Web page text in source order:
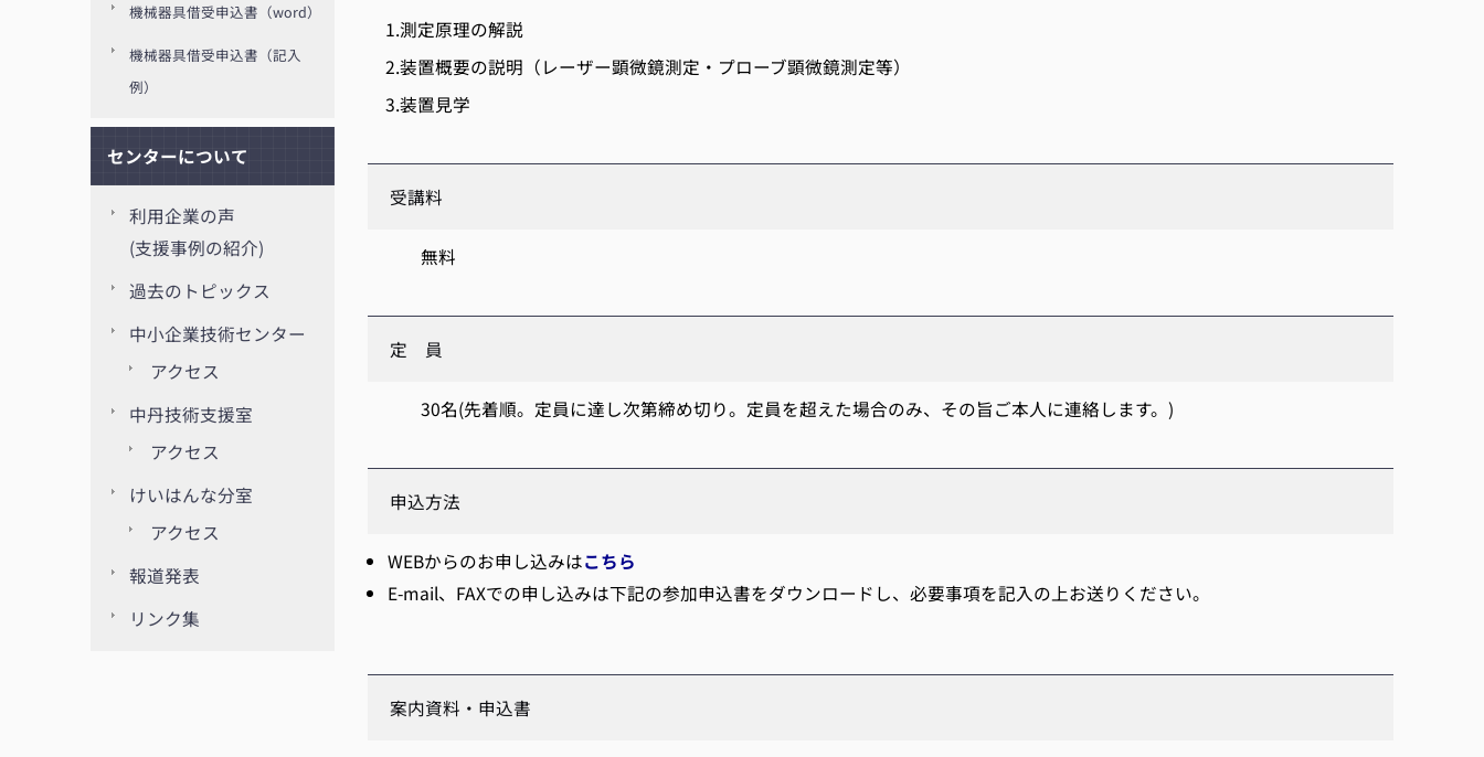
1.測定原理の解説
2.装置概要の説明（レーザー顕微鏡測定・プローブ顕微鏡測定等）
3.装置見学
受講料
無料
定 員
30名(先着順。定員に達し次第締め切り。定員を超えた場合のみ、その旨ご本人に連絡します。)
申込方法
WEBからのお申し込みはこちら
E-mail、FAXでの申し込みは下記の参加申込書をダウンロードし、必要事項を記入の上お送りください。
案内資料・申込書
機械器具借受申込書（word）
機械器具借受申込書（記入
例）
センターについて
利用企業の声
(支援事例の紹介)
過去のトピックス
中小企業技術センター
アクセス
中丹技術支援室
アクセス
けいはんな分室
アクセス
報道発表
リンク集